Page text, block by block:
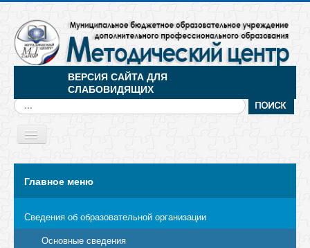
ВЕРСИЯ САЙТА ДЛЯ
СЛАБОВИДЯЩИХ
Искать...
Toggle
Главное меню
Сведения об образовательной организации
Основные сведения